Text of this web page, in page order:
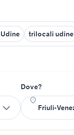
trilocali udine
Dove?